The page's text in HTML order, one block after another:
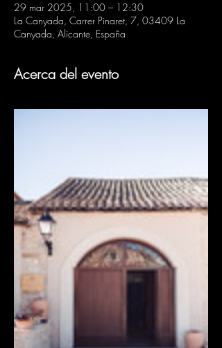
29 mar 2025, 11:00 – 12:30
La Canyada, Carrer Pinaret, 7, 03409 La
Canyada, Alicante, España
Acerca del evento